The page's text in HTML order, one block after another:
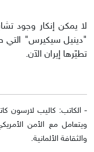
"دينيل سيكيرس" التي
تطيّرها إيران الآن.
- الكاتب: كاليب لارسون
ويتعامل مع الأمن
والثقافة الألمانية.